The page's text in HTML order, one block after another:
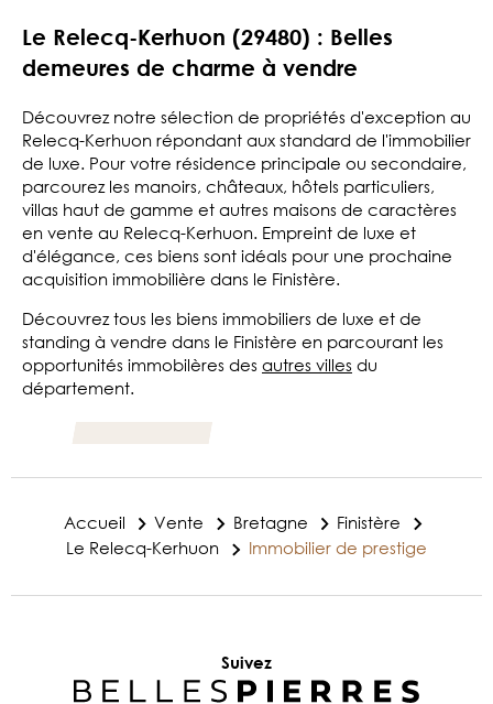
Le Relecq-Kerhuon (29480) : Belles
demeures de charme à vendre
Découvrez notre sélection de propriétés d'exception au
Relecq-Kerhuon répondant aux standard de l'immobilier
de luxe. Pour votre résidence principale ou secondaire,
parcourez les manoirs, châteaux, hôtels particuliers,
villas haut de gamme et autres maisons de caractères
en vente au Relecq-Kerhuon. Empreint de luxe et
d'élégance, ces biens sont idéals pour une prochaine
acquisition immobilière dans le Finistère.
Découvrez tous les biens immobiliers de luxe et de
standing à vendre dans le Finistère en parcourant les
opportunités immobilères des autres villes du
département.
Accueil Vente Bretagne
Finistère
Le Relecq-Kerhuon
Immobilier de prestige
Suivez